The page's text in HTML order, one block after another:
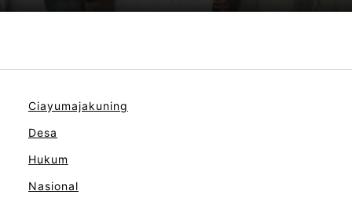
Ciayumajakuning
Desa
Hukum
Nasional